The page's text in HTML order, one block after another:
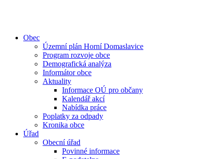
Obec
Územní plán Horní Domaslavice
Program rozvoje obce
Demografická analýza
Informátor obce
Aktuality
Informace OÚ pro občany
Kalendář akcí
Nabídka práce
Poplatky za odpady
Kronika obce
Úřad
Obecní úřad
Povinné informace